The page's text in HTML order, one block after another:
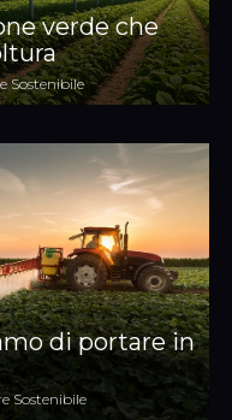
verde che
Sostenibile
di portare in
Sostenibile